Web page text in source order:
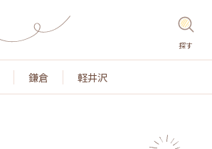
探す
鎌倉 軽井沢